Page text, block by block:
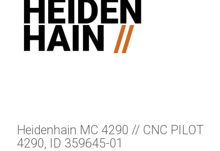
Heidenhain MC 4290 // CNC PILOT
4290, ID 359645-01